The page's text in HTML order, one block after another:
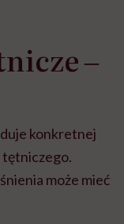
‒
konkretnej
tętniczego.
może mieć